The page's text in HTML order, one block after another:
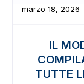
marzo 18, 2026
IL
TUTTE